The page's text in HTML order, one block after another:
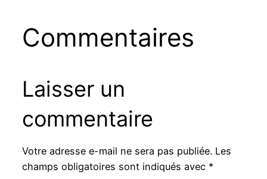
Commentaires
Laisser un
commentaire
Votre adresse e-mail ne sera pas publiée. Les
champs obligatoires sont indiqués avec *